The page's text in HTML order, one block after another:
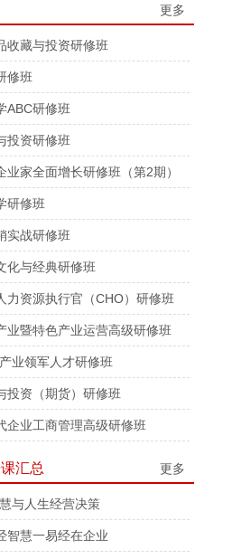
更多
收藏与投资研修班
修班
ABC研修班
投资研修班
业家全面增长研修班（第2期）
研修班
实战研修班
化与经典研修班
力资源执行官（CHO）研修班
业暨特色产业运营高级研修班
业领军人才研修班
投资（期货）研修班
企业工商管理高级研修班
汇总 更多
与人生经营决策
智慧一易经在企业